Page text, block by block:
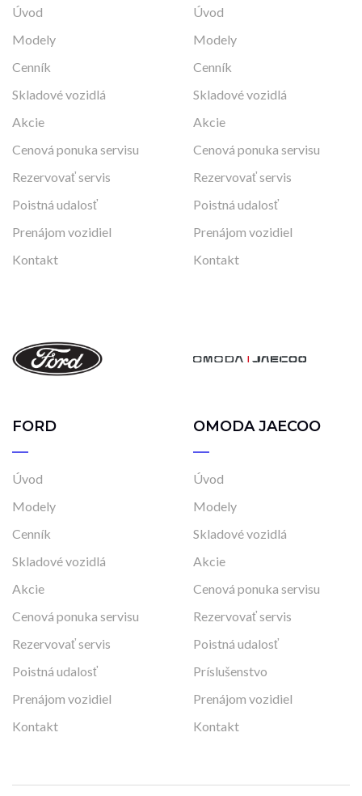
Úvod
Modely
Cenník
Skladové vozidlá
Akcie
Cenová ponuka servisu
Rezervovať servis
Poistná udalosť
Prenájom vozidiel
Kontakt
Úvod
Modely
Cenník
Skladové vozidlá
Akcie
Cenová ponuka servisu
Rezervovať servis
Poistná udalosť
Prenájom vozidiel
Kontakt
FORD
Úvod
Modely
Cenník
Skladové vozidlá
Akcie
Cenová ponuka servisu
Rezervovať servis
Poistná udalosť
Prenájom vozidiel
Kontakt
OMODA JAECOO
Úvod
Modely
Skladové vozidlá
Akcie
Cenová ponuka servisu
Rezervovať servis
Poistná udalosť
Príslušenstvo
Prenájom vozidiel
Kontakt